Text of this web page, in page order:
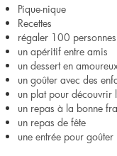
Pique-nique
Recettes
régaler 100 personnes
un apéritif entre amis
un dessert en
un goûter avec des
un plat pour découvrir
un repas à la bonne
un repas de fête
une entrée pour